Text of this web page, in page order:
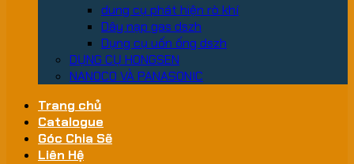
dung cụ phát hiện rò khí
Dây nạp gas dszh
Dụng cụ uốn ống dszh
DỤNG CỤ HONGSEN
NANOCO VÀ PANASONIC
Trang chủ
Catalogue
Góc Chia Sẽ
Liên Hệ